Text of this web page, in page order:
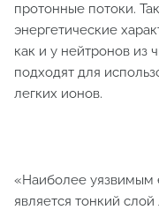
протонные потоки.
энергетические
как и у нейтронов из
подходят для
легких ионов.
«Наиболее
является тонкий